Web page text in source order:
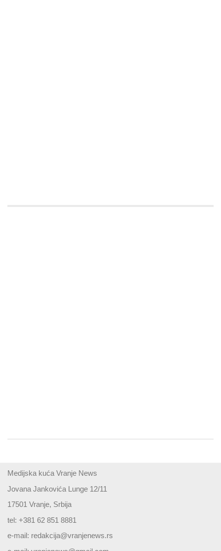
Medijska kuća Vranje News
Jovana Jankovića Lunge 12/11
17501 Vranje, Srbija
tel: +381 62 851 8881
e-mail: redakcija@vranjenews.rs